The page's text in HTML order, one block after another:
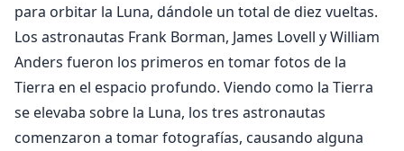
para orbitar la Luna, dándole un total de diez vueltas.
Los astronautas Frank Borman, James Lovell y William
Anders fueron los primeros en tomar fotos de la
Tierra en el espacio profundo. Viendo como la Tierra
se elevaba sobre la Luna, los tres astronautas
comenzaron a tomar fotografías, causando alguna